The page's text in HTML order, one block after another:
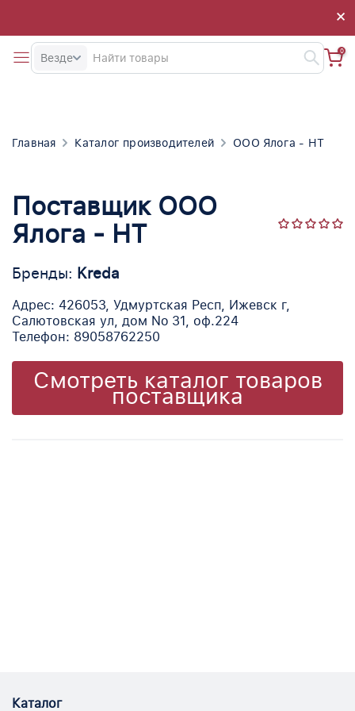
×
×
Везде
0
Главная Каталог производителей ООО Ялога - НТ
Поставщик ООО
Ялога - НТ
Бренды: Kreda
Адрес: 426053, Удмуртская Респ, Ижевск г,
Салютовская ул, дом No 31, оф.224
Телефон: 89058762250
Смотреть каталог товаров
поставщика
Каталог